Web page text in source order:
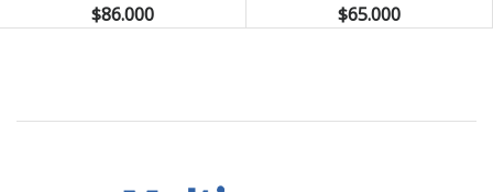
$86.000 $65.000